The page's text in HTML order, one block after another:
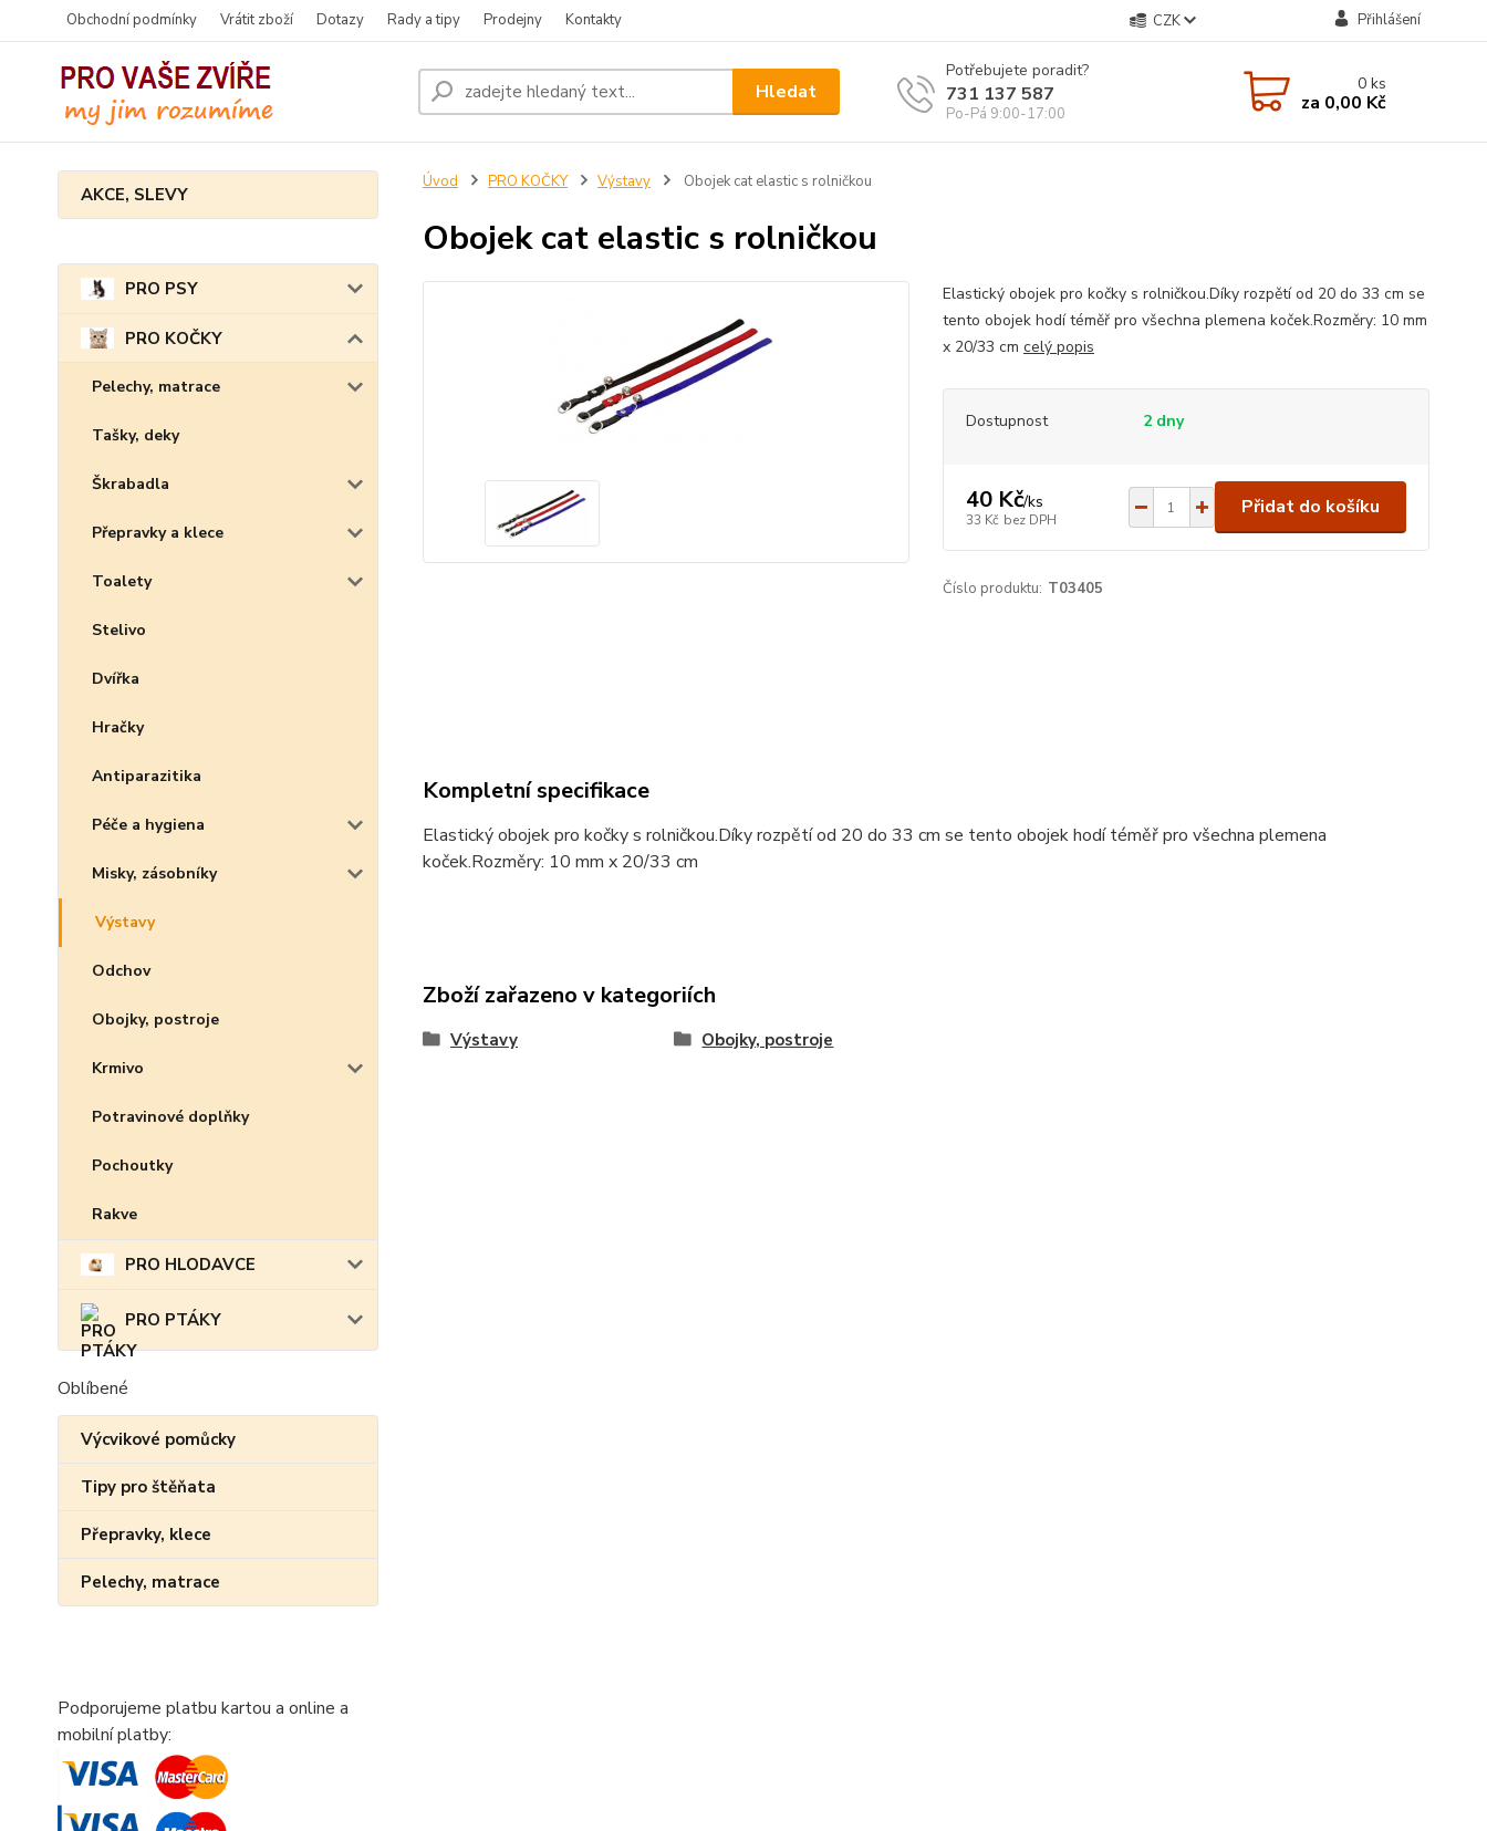
Obchodní podmínky Vrátit zboží Dotazy Rady a tipy Prodejny Kontakty CZK Přihlášení
Hledat
Potřebujete poradit?
731 137 587
Po-Pá 9:00-17:00
0ks
za 0,00 Kč
AKCE, SLEVY
PRO PSY
PRO KOČKY
Pelechy, matrace
Tašky, deky
Škrabadla
Přepravky a klece
Toalety
Stelivo
Dvířka
Hračky
Antiparazitika
Péče a hygiena
Misky, zásobníky
Výstavy
Odchov
Obojky, postroje
Krmivo
Potravinové doplňky
Pochoutky
Rakve
PRO HLODAVCE
PRO PTÁKY
Oblíbené
Výcvikové pomůcky
Tipy pro štěňata
Přepravky, klece
Pelechy, matrace
Podporujeme platbu kartou a online a
mobilní platby:
Úvod PRO KOČKY Výstavy Obojek cat elastic s rolničkou
Obojek cat elastic s rolničkou
Elastický obojek pro kočky s rolničkou.Díky rozpětí od 20 do 33 cm se
tento obojek hodí téměř pro všechna plemena koček.Rozměry: 10 mm
x 20/33 cm celý popis
Dostupnost 2 dny
40 Kč/ks
33 Kč bez DPH
Přidat do košíku
Číslo produktu: T03405
Kompletní specifikace
Elastický obojek pro kočky s rolničkou.Díky rozpětí od 20 do 33 cm se tento obojek hodí téměř pro všechna plemena
koček.Rozměry: 10 mm x 20/33 cm
Zboží zařazeno v kategoriích
Výstavy Obojky, postroje